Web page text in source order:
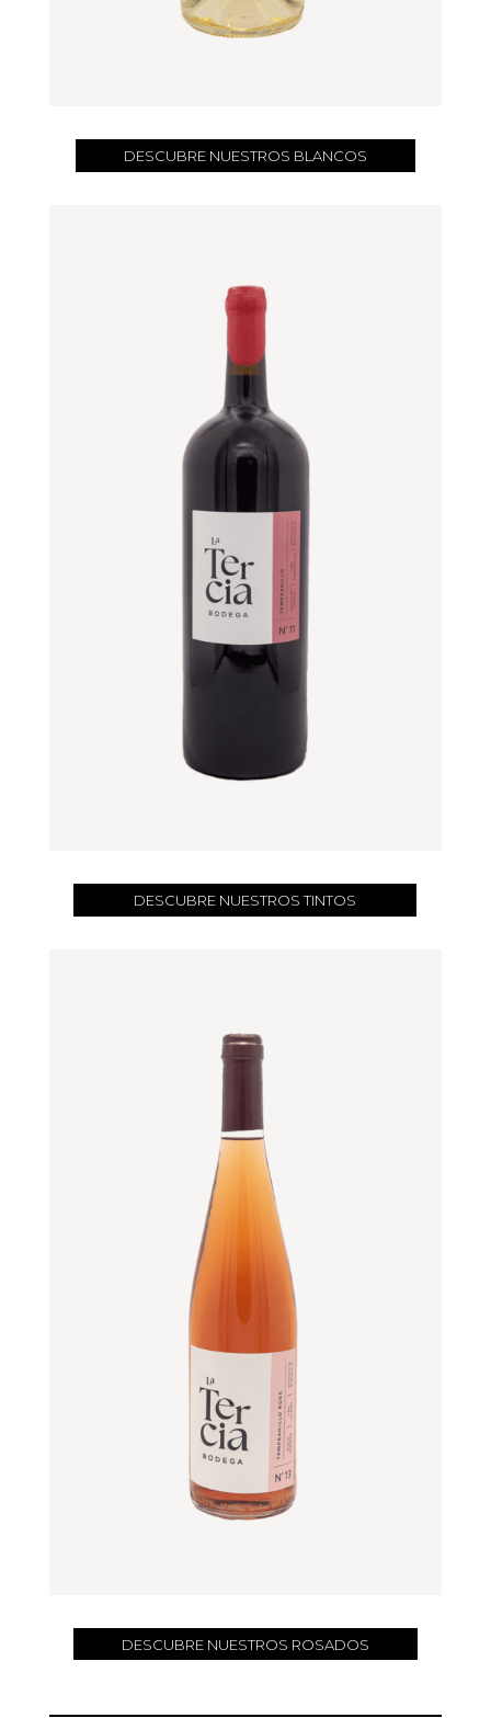
DESCUBRE NUESTROS BLANCOS
DESCUBRE NUESTROS TINTOS
DESCUBRE NUESTROS ROSADOS